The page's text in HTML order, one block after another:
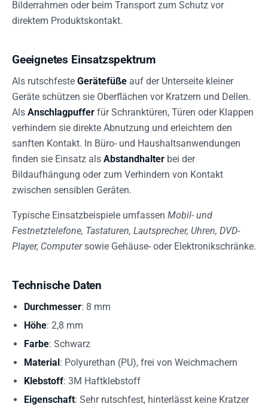
Bilderrahmen oder beim Transport zum Schutz vor
direktem Produktskontakt.
Geeignetes Einsatzspektrum
Als rutschfeste Gerätefüße auf der Unterseite kleiner
Geräte schützen sie Oberflächen vor Kratzern und Dellen.
Als Anschlagpuffer für Schranktüren, Türen oder Klappen
verhindern sie direkte Abnutzung und erleichtern den
sanften Kontakt. In Büro- und Haushaltsanwendungen
finden sie Einsatz als Abstandhalter bei der
Bildaufhängung oder zum Verhindern von Kontakt
zwischen sensiblen Geräten.
Typische Einsatzbeispiele umfassen Mobil- und
Festnetztelefone, Tastaturen, Lautsprecher, Uhren, DVD-
Player, Computersowie Gehäuse- oder Elektronikschränke.
Technische Daten
Durchmesser: 8 mm
Höhe: 2,8 mm
Farbe: Schwarz
Material: Polyurethan (PU), frei von Weichmachern
Klebstoff: 3M Haftklebstoff
Eigenschaft: Sehr rutschfest, hinterlässt keine Kratzer